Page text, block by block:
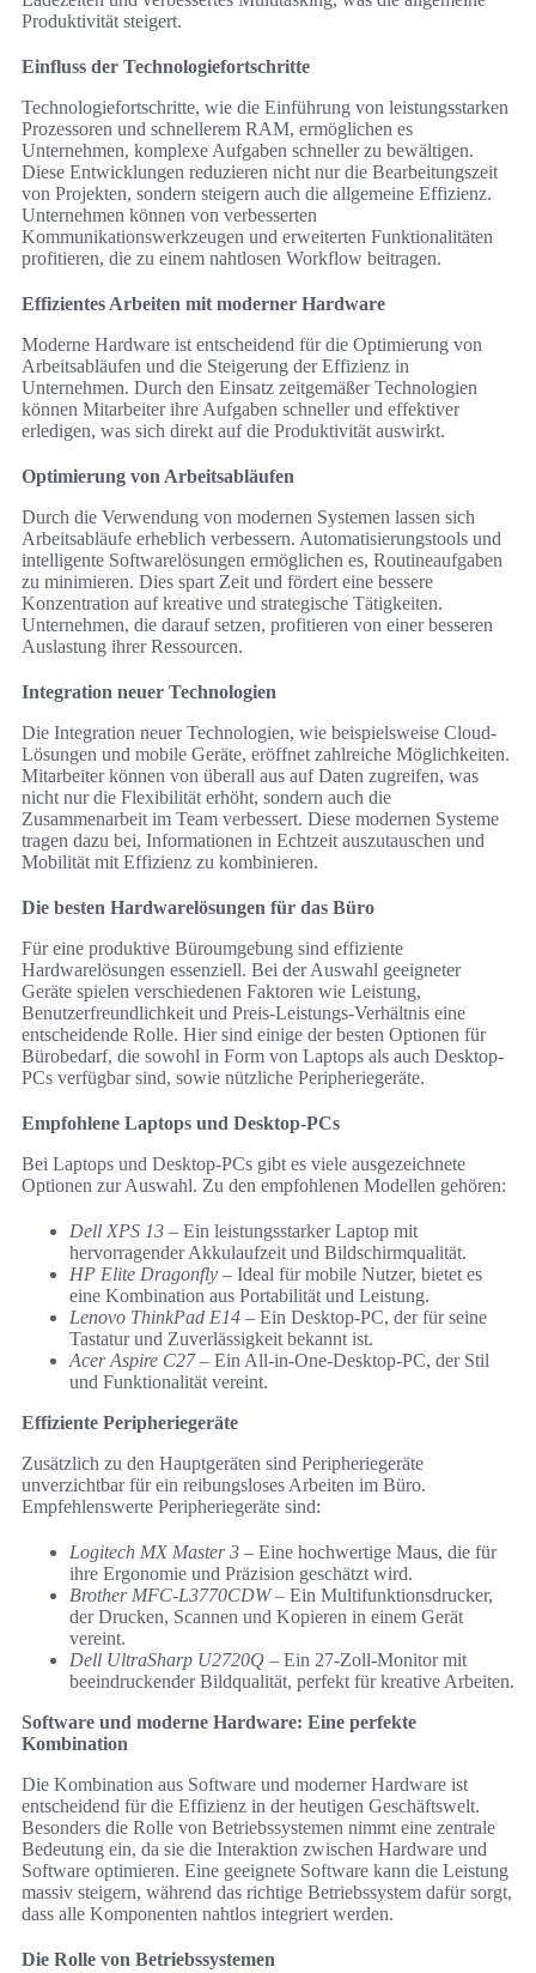
Produktivität steigert.
Einfluss der Technologiefortschritte
Technologiefortschritte, wie die Einführung von leistungsstarken
Prozessoren und schnellerem RAM, ermöglichen es
Unternehmen, komplexe Aufgaben schneller zu bewältigen.
Diese Entwicklungen reduzieren nicht nur die Bearbeitungszeit
von Projekten, sondern steigern auch die allgemeine Effizienz.
Unternehmen können von verbesserten
Kommunikationswerkzeugen und erweiterten Funktionalitäten
profitieren, die zu einem nahtlosen Workflow beitragen.
Effizientes Arbeiten mit moderner Hardware
Moderne Hardware ist entscheidend für die Optimierung von
Arbeitsabläufen und die Steigerung der Effizienz in
Unternehmen. Durch den Einsatz zeitgemäßer Technologien
können Mitarbeiter ihre Aufgaben schneller und effektiver
erledigen, was sich direkt auf die Produktivität auswirkt.
Optimierung von Arbeitsabläufen
Durch die Verwendung von modernen Systemen lassen sich
Arbeitsabläufe erheblich verbessern. Automatisierungstools und
intelligente Softwarelösungen ermöglichen es, Routineaufgaben
zu minimieren. Dies spart Zeit und fördert eine bessere
Konzentration auf kreative und strategische Tätigkeiten.
Unternehmen, die darauf setzen, profitieren von einer besseren
Auslastung ihrer Ressourcen.
Integration neuer Technologien
Die Integration neuer Technologien, wie beispielsweise Cloud-
Lösungen und mobile Geräte, eröffnet zahlreiche Möglichkeiten.
Mitarbeiter können von überall aus auf Daten zugreifen, was
nicht nur die Flexibilität erhöht, sondern auch die
Zusammenarbeit im Team verbessert. Diese modernen Systeme
tragen dazu bei, Informationen in Echtzeit auszutauschen und
Mobilität mit Effizienz zu kombinieren.
Die besten Hardwarelösungen für das Büro
Für eine produktive Büroumgebung sind effiziente
Hardwarelösungen essenziell. Bei der Auswahl geeigneter
Geräte spielen verschiedenen Faktoren wie Leistung,
Benutzerfreundlichkeit und Preis-Leistungs-Verhältnis eine
entscheidende Rolle. Hier sind einige der besten Optionen für
Bürobedarf, die sowohl in Form von Laptops als auch Desktop-
PCs verfügbar sind, sowie nützliche Peripheriegeräte.
Empfohlene Laptops und Desktop-PCs
Bei Laptops und Desktop-PCs gibt es viele ausgezeichnete
Optionen zur Auswahl. Zu den empfohlenen Modellen gehören:
Dell XPS 13 – Ein leistungsstarker Laptop mit
hervorragender Akkulaufzeit und Bildschirmqualität.
HP Elite Dragonfly – Ideal für mobile Nutzer, bietet es
eine Kombination aus Portabilität und Leistung.
Lenovo ThinkPad E14 – Ein Desktop-PC, der für seine
Tastatur und Zuverlässigkeit bekannt ist.
Acer Aspire C27– Ein All-in-One-Desktop-PC, der Stil
und Funktionalität vereint.
Effiziente Peripheriegeräte
Zusätzlich zu den Hauptgeräten sind Peripheriegeräte
unverzichtbar für ein reibungsloses Arbeiten im Büro.
Empfehlenswerte Peripheriegeräte sind:
Logitech MX Master 3 – Eine hochwertige Maus, die für
ihre Ergonomie und Präzision geschätzt wird.
Brother MFC-L3770CDW– Ein Multifunktionsdrucker,
der Drucken, Scannen und Kopieren in einem Gerät
vereint.
Dell UltraSharp U2720Q – Ein 27-Zoll-Monitor mit
beeindruckender Bildqualität, perfekt für kreative Arbeiten.
Software und moderne Hardware: Eine perfekte
Kombination
Die Kombination aus Software und moderner Hardware ist
entscheidend für die Effizienz in der heutigen Geschäftswelt.
Besonders die Rolle von Betriebssystemen nimmt eine zentrale
Bedeutung ein, da sie die Interaktion zwischen Hardware und
Software optimieren. Eine geeignete Software kann die Leistung
massiv steigern, während das richtige Betriebssystem dafür sorgt,
dass alle Komponenten nahtlos integriert werden.
Die Rolle von Betriebssystemen